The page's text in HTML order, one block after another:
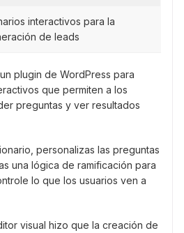
interactivos para la
de leads
plugin de WordPress para
que permiten a los
preguntas y ver resultados
personalizas las preguntas
una lógica de ramificación para
lo que los usuarios ven a
visual hizo que la creación de